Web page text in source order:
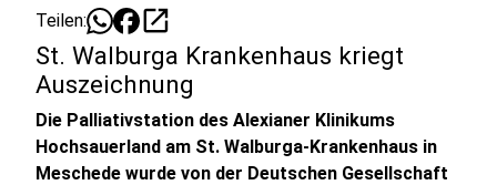
Teilen: open_in_new
St. Walburga Krankenhaus kriegt
Auszeichnung
Die Palliativstation des Alexianer Klinikums
Hochsauerland am St. Walburga-Krankenhaus in
Meschede wurde von der Deutschen Gesellschaft